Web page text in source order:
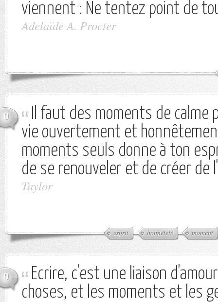
viennent : Ne tentez point de
Adelaïde A. Procter
0
Il faut des moments de calme
vie ouvertement et
moments seuls donne à ton
de se renouveler et de créer de
Taylor
esprit honnêteté moment
0
Ecrire, c'est une liaison
choses, et les moments et les